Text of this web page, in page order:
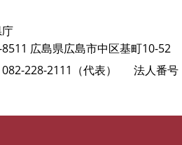
広島県広島市中区基町10-52
228-2111（代表）
法人番